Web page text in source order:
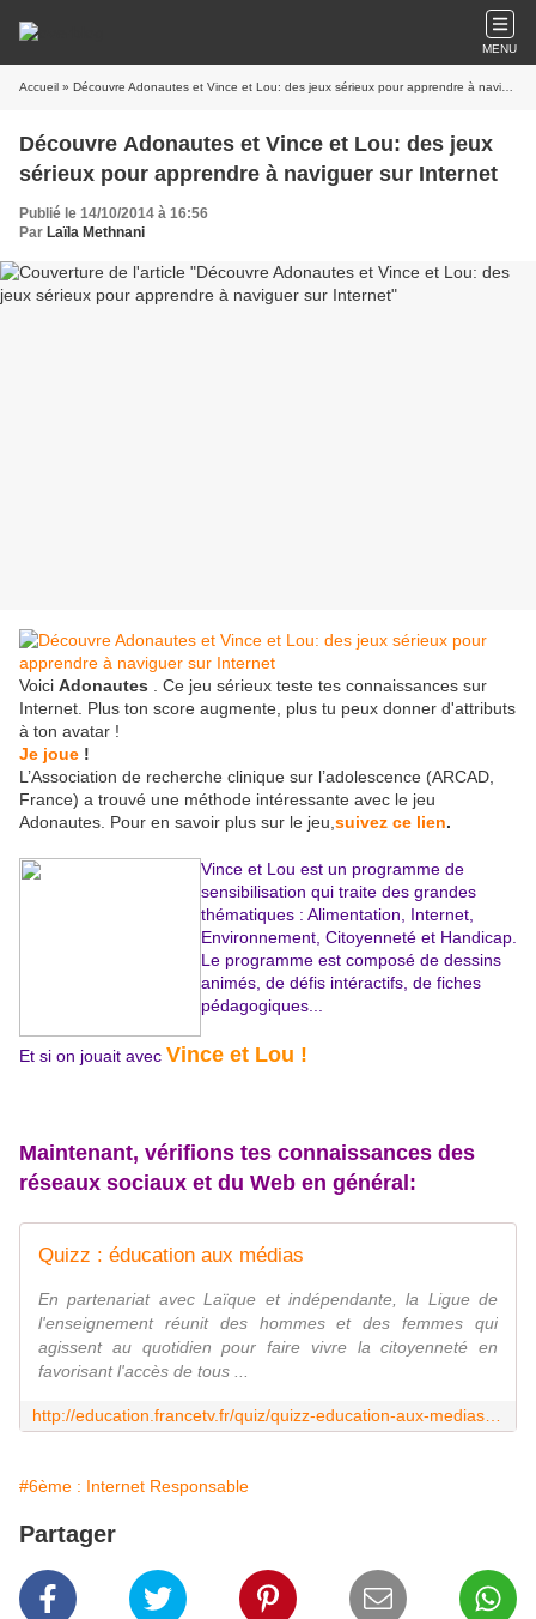
MENU
Accueil » Découvre Adonautes et Vince et Lou: des jeux sérieux pour apprendre à naviguer sur Internet
Découvre Adonautes et Vince et Lou: des jeux
sérieux pour apprendre à naviguer sur Internet
Publié le 14/10/2014 à 16:56
Par Laïla Methnani
Voici Adonautes . Ce jeu sérieux teste tes connaissances sur
Internet. Plus ton score augmente, plus tu peux donner d'attributs
à ton avatar !
Je joue !
L’Association de recherche clinique sur l’adolescence (ARCAD,
France) a trouvé une méthode intéressante avec le jeu
Adonautes. Pour en savoir plus sur le jeu, suivez ce lien.
Vince et Lou est un programme de
sensibilisation qui traite des grandes
thématiques : Alimentation, Internet,
Environnement, Citoyenneté et Handicap.
Le programme est composé de dessins
animés, de défis intéractifs, de fiches
pédagogiques...
Et si on jouait avec Vince et Lou !
Maintenant, vérifions tes connaissances des
réseaux sociaux et du Web en général:
Quizz : éducation aux médias
En partenariat avec Laïque et indépendante, la Ligue de
l'enseignement réunit des hommes et des femmes qui
agissent au quotidien pour faire vivre la citoyenneté en
favorisant l'accès de tous ...
#6ème : Internet Responsable
Partager